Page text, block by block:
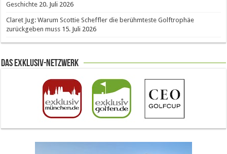
Geschichte 20. Juli 2026
Claret Jug: Warum Scottie Scheffler die berühmteste Golftrophäe
zurückgeben muss 15. Juli 2026
Das Exklusiv-Netzwerk